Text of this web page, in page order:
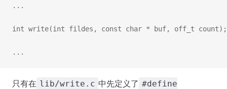
...
int write(int fildes, const char * buf, off_t count); //
...
只有在 lib/write.c 中先定义了 #define